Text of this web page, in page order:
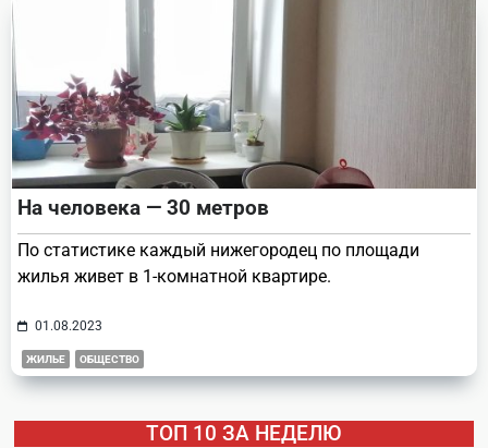
На человека — 30 метров
По статистике каждый нижегородец по площади
жилья живет в 1-комнатной квартире.
01.08.2023
ЖИЛЬЕ ОБЩЕСТВО
ТОП 10 ЗА НЕДЕЛЮ